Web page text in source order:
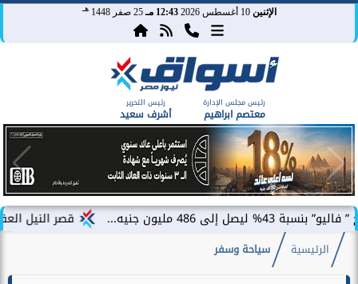
الإثنين 10 أغسطس 2026 12:43 مـ 25 صفر 1448 هـ
رئيس مجلس الإدارة
معتصم ابراهيم
رئيس التحرير
أشرف سعيد
قصر النيل العقارية جنيه...
الرئيسية سياحة وسفر